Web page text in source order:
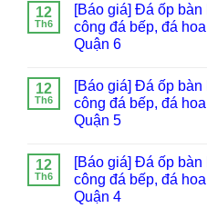
12
Th6
[Báo giá] Đá ốp bàn
công đá bếp, đá
Quận 6
12
Th6
[Báo giá] Đá ốp bàn
công đá bếp, đá
Quận 5
12
Th6
[Báo giá] Đá ốp bàn
công đá bếp, đá
Quận 4